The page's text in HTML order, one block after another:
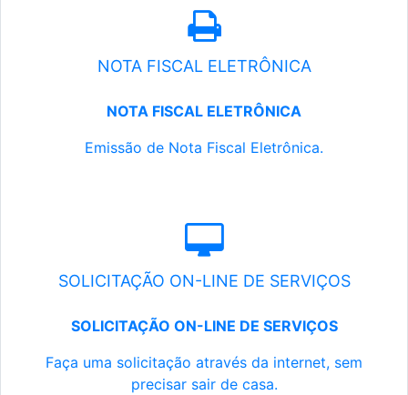
NOTA FISCAL ELETRÔNICA
NOTA FISCAL ELETRÔNICA
Emissão de Nota Fiscal Eletrônica.
SOLICITAÇÃO ON-LINE DE SERVIÇOS
SOLICITAÇÃO ON-LINE DE SERVIÇOS
Faça uma solicitação através da internet, sem
precisar sair de casa.